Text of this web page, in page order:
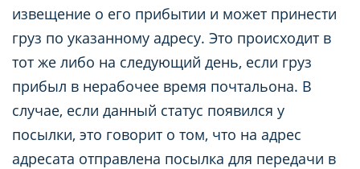
извещение о его прибытии и может принести
груз по указанному адресу. Это происходит в
тот же либо на следующий день, если груз
прибыл в нерабочее время почтальона. В
случае, если данный статус появился у
посылки, это говорит о том, что на адрес
адресата отправлена посылка для передачи в